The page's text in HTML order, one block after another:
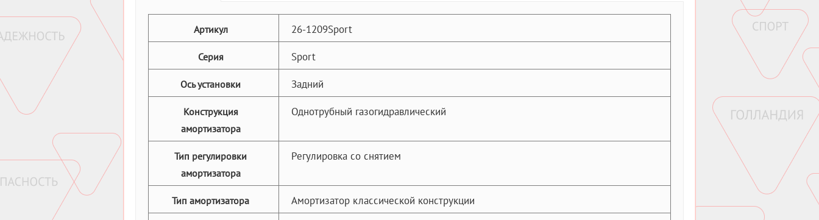
Артикул 26-1209Sport
Серия Sport
Ось установки Задний
Конструкция
амортизатора
Однотрубный газогидравлический
Тип регулировки
амортизатора
Регулировка со снятием
Тип амортизатора Амортизатор классической конструкции